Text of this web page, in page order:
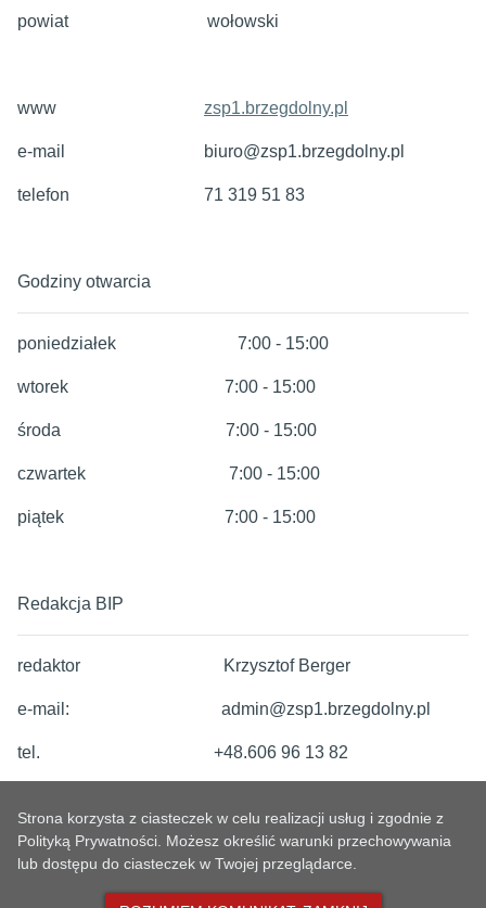
powiat wołowski
www zsp1.brzegdolny.pl
e-mail biuro@zsp1.brzegdolny.pl
telefon 71 319 51 83
Godziny otwarcia
poniedziałek 7:00 - 15:00
wtorek 7:00 - 15:00
środa 7:00 - 15:00
czwartek 7:00 - 15:00
piątek 7:00 - 15:00
Redakcja BIP
redaktor Krzysztof Berger
e-mail: admin@zsp1.brzegdolny.pl
tel. +48.606 96 13 82
Strona korzysta z ciasteczek w celu realizacji usług i zgodnie z
Polityką Prywatności. Możesz określić warunki przechowywania
lub dostępu do ciasteczek w Twojej przeglądarce.